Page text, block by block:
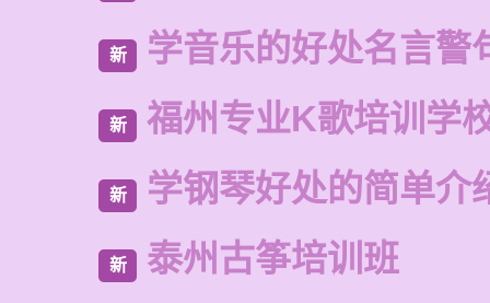
新 学音乐的好处名言警
新 福州专业K歌培训学
新 学钢琴好处的简单介
新 泰州古筝培训班